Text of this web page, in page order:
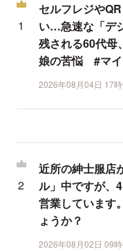
セルフレジや
い…急速な「デ
残される60代母
娘の苦悩 #マ
2026年08月04日 17
近所の紳士服店
ル」中ですが、
営業しています
ょうか？
2026年08月02日 09